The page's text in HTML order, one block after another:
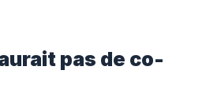
pas de co-